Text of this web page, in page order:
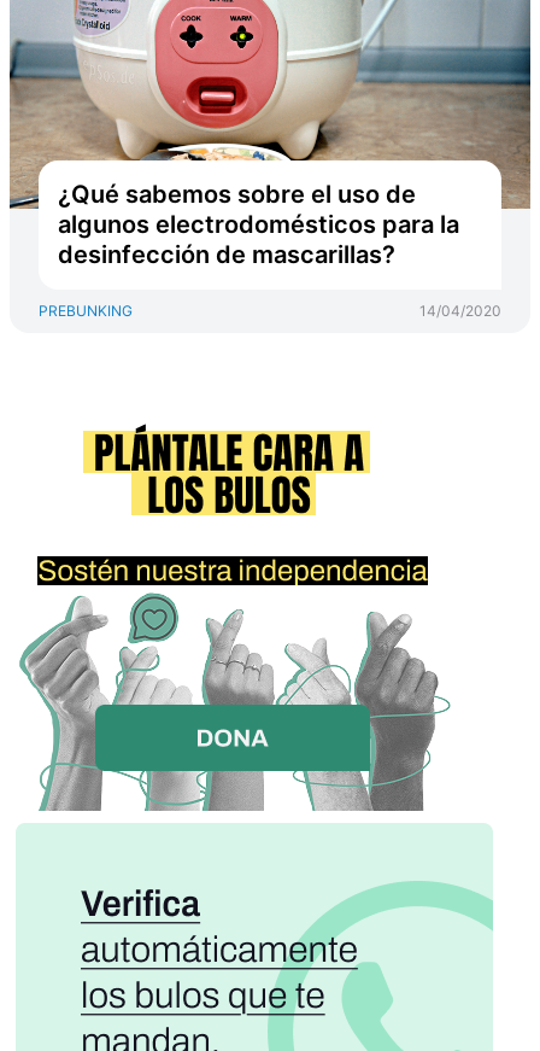
¿Qué sabemos sobre el uso de
algunos electrodomésticos para la
desinfección de mascarillas?
PREBUNKING 14/04/2020